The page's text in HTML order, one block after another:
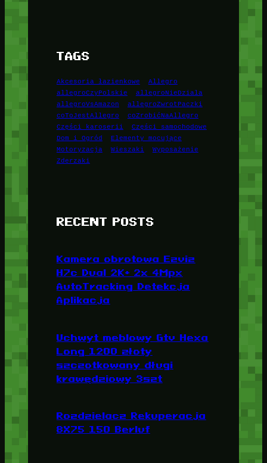
TAGS
Akcesoria łazienkowe
Allegro
allegroCzyPolskie
allegroNieDziala
allegroVsAmazon
allegroZwrotPaczki
coToJestAllegro
coZrobićNaAllegro
Części karoserii
Części samochodowe
Dom i Ogród
Elementy mocujące
Motoryzacja
Wieszaki
Wyposażenie
Zderzaki
RECENT POSTS
Kamera obrotowa Ezviz
H7c Dual 2K+ 2x 4Mpx
AutoTracking Detekcja
Aplikacja
Uchwyt meblowy Gtv Hexa
Long 1200 złoty
szczotkowany długi
krawędziowy 3szt
Rozdzielacz Rekuperacja
8X75 150 Berluf